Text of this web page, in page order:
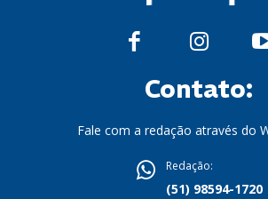
Contato:
Fale com a redação através do
Redação:
(51) 98594-1720